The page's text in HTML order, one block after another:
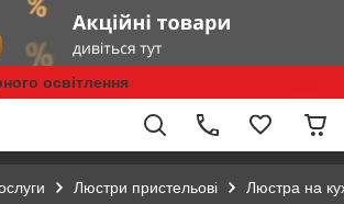
освітлення
Люстри пристельові Люстра на